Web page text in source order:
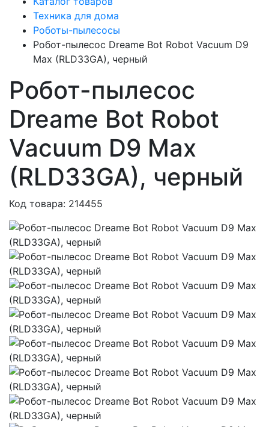
Техника для дома
Роботы-пылесосы
Робот-пылесос Dreame Bot Robot Vacuum D9
Max (RLD33GA), черный
Робот-пылесос
Dreame Bot Robot
Vacuum D9 Max
(RLD33GA), черный
Код товара: 214455